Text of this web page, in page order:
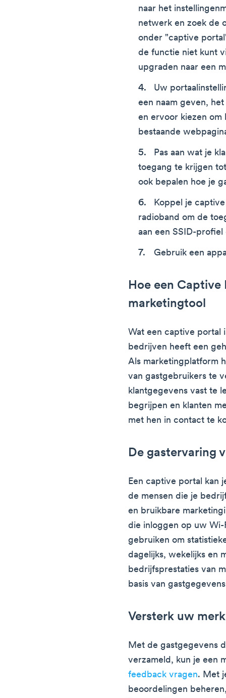
naar het
netwerk en zoek de
onder "captive
de functie niet kunt
upgraden naar een
Uw
een naam geven,
en ervoor kiezen om
bestaande
Pas aan wat je
toegang te krijgen
ook bepalen hoe je
Koppel je
radioband om de
aan een SSID-
Gebruik een
Hoe een Captive
marketingtool
Wat een captive portal
bedrijven heeft een
Als marketingplatform
van gastgebruikers te
klantgegevens vast te
begrijpen en klanten
met hen in contact te
De gastervaring
Een captive portal kan
de mensen die je
en bruikbare
die inloggen op uw
gebruiken om
dagelijks, wekelijks en
bedrijfsprestaties van
basis van
Versterk uw
Met de gastgegevens
verzameld, kun je een
feedback vragen. Met
beoordelingen